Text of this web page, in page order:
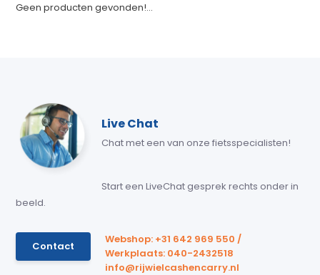
Geen producten gevonden!...
Live Chat
Chat met een van onze fietsspecialisten!
Start een LiveChat gesprek rechts onder in
beeld.
Contact
Webshop: +31 642 969 550 /
Werkplaats: 040-2432518
info@rijwielcashencarry.nl